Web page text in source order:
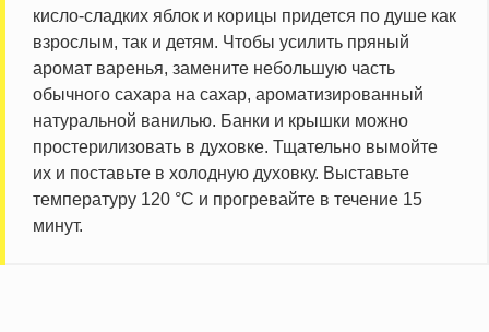
кисло-сладких яблок и корицы придется по душе как
взрослым, так и детям. Чтобы усилить пряный
аромат варенья, замените небольшую часть
обычного сахара на сахар, ароматизированный
натуральной ванилью. Банки и крышки можно
простерилизовать в духовке. Тщательно вымойте
их и поставьте в холодную духовку. Выставьте
температуру 120 °C и прогревайте в течение 15
минут.